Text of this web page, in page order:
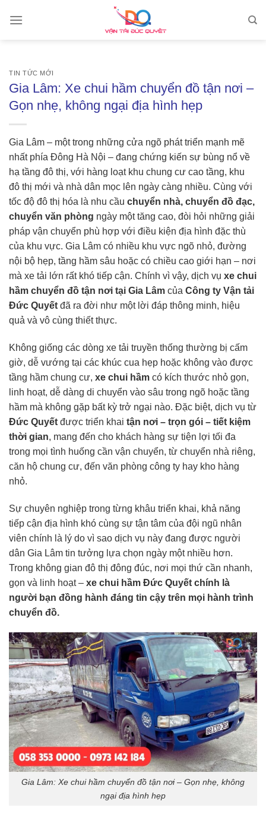
TIN TỨC MỚI
Gia Lâm: Xe chui hầm chuyển đồ tận nơi –
Gọn nhẹ, không ngại địa hình hẹp
Gia Lâm – một trong những cửa ngõ phát triển mạnh mẽ
nhất phía Đông Hà Nội – đang chứng kiến sự bùng nổ về
hạ tầng đô thị, với hàng loạt khu chung cư cao tầng, khu
đô thị mới và nhà dân mọc lên ngày càng nhiều. Cùng với
tốc độ đô thị hóa là nhu cầu chuyển nhà, chuyển đồ đạc,
chuyển văn phòng ngày một tăng cao, đòi hỏi những giải
pháp vận chuyển phù hợp với điều kiện địa hình đặc thù
của khu vực. Gia Lâm có nhiều khu vực ngõ nhỏ, đường
nội bộ hẹp, tầng hầm sâu hoặc có chiều cao giới hạn – nơi
mà xe tải lớn rất khó tiếp cận. Chính vì vậy, dịch vụ xe chui
hầm chuyển đồ tận nơi tại Gia Lâm của Công ty Vận tải
Đức Quyết đã ra đời như một lời đáp thông minh, hiệu
quả và vô cùng thiết thực.
Không giống các dòng xe tải truyền thống thường bị cấm
giờ, dễ vướng tại các khúc cua hẹp hoặc không vào được
tầng hầm chung cư, xe chui hầm có kích thước nhỏ gọn,
linh hoạt, dễ dàng di chuyển vào sâu trong ngõ hoặc tầng
hầm mà không gặp bất kỳ trở ngại nào. Đặc biệt, dịch vụ từ
Đức Quyết được triển khai tận nơi – trọn gói – tiết kiệm
thời gian, mang đến cho khách hàng sự tiện lợi tối đa
trong mọi tình huống cần vận chuyển, từ chuyển nhà riêng,
căn hộ chung cư, đến văn phòng công ty hay kho hàng
nhỏ.
Sự chuyên nghiệp trong từng khâu triển khai, khả năng
tiếp cận địa hình khó cùng sự tận tâm của đội ngũ nhân
viên chính là lý do vì sao dịch vụ này đang được người
dân Gia Lâm tin tưởng lựa chọn ngày một nhiều hơn.
Trong không gian đô thị đông đúc, nơi mọi thứ cần nhanh,
gọn và linh hoạt – xe chui hầm Đức Quyết chính là
người bạn đồng hành đáng tin cậy trên mọi hành trình
chuyển đồ.
Gia Lâm: Xe chui hầm chuyển đồ tận nơi – Gọn nhẹ, không
ngại địa hình hẹp